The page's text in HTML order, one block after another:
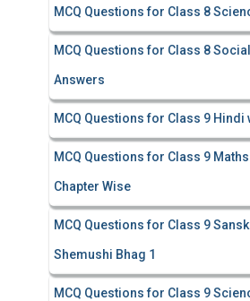
MCQ Questions for Class 8
MCQ Questions for Class 8
Answers
MCQ Questions for Class 9 Hindi
MCQ Questions for Class 9
Chapter Wise
MCQ Questions for Class 9
Shemushi Bhag 1
MCQ Questions for Class 9